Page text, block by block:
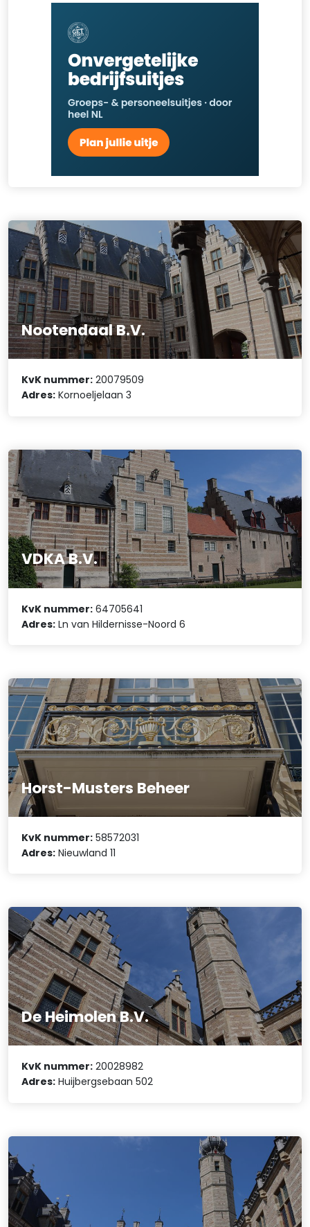
Nootendaal B.V.
KvK nummer: 20079509
Adres: Kornoeljelaan 3
VDKA B.V.
KvK nummer: 64705641
Adres: Ln van Hildernisse-Noord 6
Horst-Musters Beheer
KvK nummer: 58572031
Adres: Nieuwland 11
De Heimolen B.V.
KvK nummer: 20028982
Adres: Huijbergsebaan 502